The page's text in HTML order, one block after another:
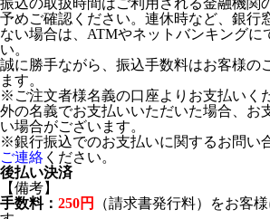
振込の取扱時間はご利用される金融機関
予めご確認ください。連休時など、銀行
ない場合は、ATMやネットバンキングに
い。
誠に勝手ながら、振込手数料はお客様の
ます。
※ご注文者様名義の口座よりお支払いく
外の名義でお支払いいただいた場合、お
い場合がございます。
※銀行振込でのお支払いに関するお問い
ご連絡 ください。
後払い決済
【備考】
手数料： 250円
（請求書発行料）をお客